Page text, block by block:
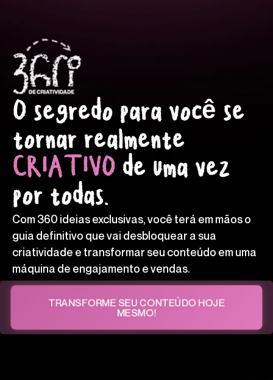
O segredo para você se
tornar realmente
CRIATIVO de uma vez
por todas.
Com 360 ideias exclusivas, você terá em mãos o
guia definitivo que vai desbloquear a sua
criatividade e transformar seu conteúdo em uma
máquina de engajamento e vendas.
TRANSFORME SEU CONTEÚDO HOJE
MESMO!